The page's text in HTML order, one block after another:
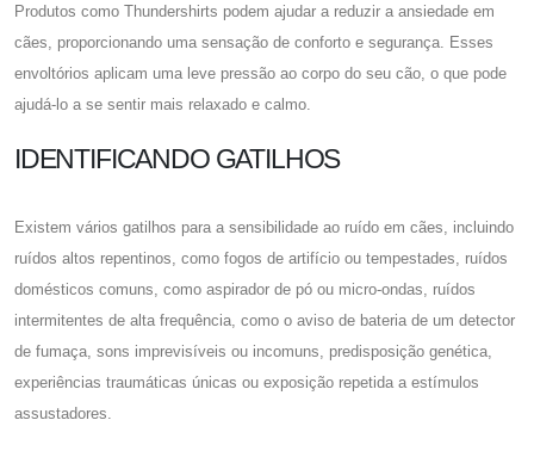
Produtos como Thundershirts podem ajudar a reduzir a ansiedade em
cães, proporcionando uma sensação de conforto e segurança. Esses
envoltórios aplicam uma leve pressão ao corpo do seu cão, o que pode
ajudá-lo a se sentir mais relaxado e calmo.
IDENTIFICANDO GATILHOS
Existem vários gatilhos para a sensibilidade ao ruído em cães, incluindo
ruídos altos repentinos, como fogos de artifício ou tempestades, ruídos
domésticos comuns, como aspirador de pó ou micro-ondas, ruídos
intermitentes de alta frequência, como o aviso de bateria de um detector
de fumaça, sons imprevisíveis ou incomuns, predisposição genética,
experiências traumáticas únicas ou exposição repetida a estímulos
assustadores.